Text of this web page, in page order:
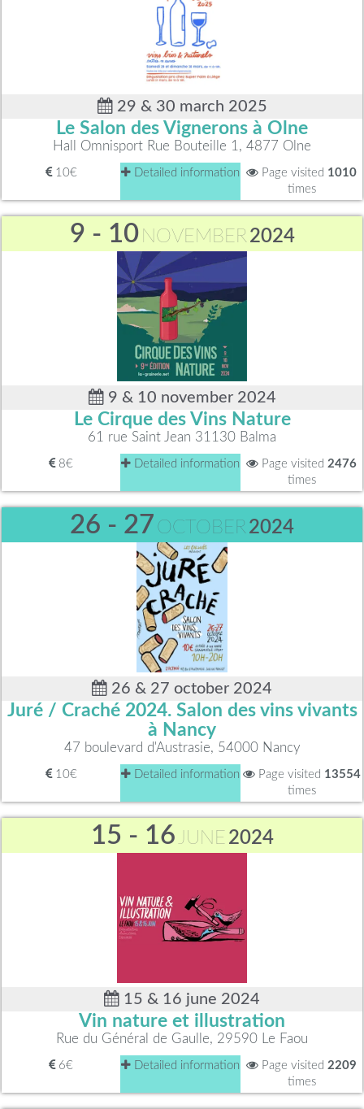
29 & 30 march 2025
Le Salon des Vignerons à Olne
Hall Omnisport Rue Bouteille 1, 4877 Olne
10€ Detailed information Page visited 1010
times
9 - 10 NOVEMBER 2024
9 & 10 november 2024
Le Cirque des Vins Nature
61 rue Saint Jean 31130 Balma
8€ Detailed information Page visited 2476
times
26 - 27 OCTOBER 2024
26 & 27 october 2024
Juré / Craché 2024. Salon des vins vivants
à Nancy
47 boulevard d'Austrasie, 54000 Nancy
10€ Detailed information Page visited 13554
times
15 - 16 JUNE 2024
15 & 16 june 2024
Vin nature et illustration
Rue du Général de Gaulle, 29590 Le Faou
6€ Detailed information Page visited 2209
times